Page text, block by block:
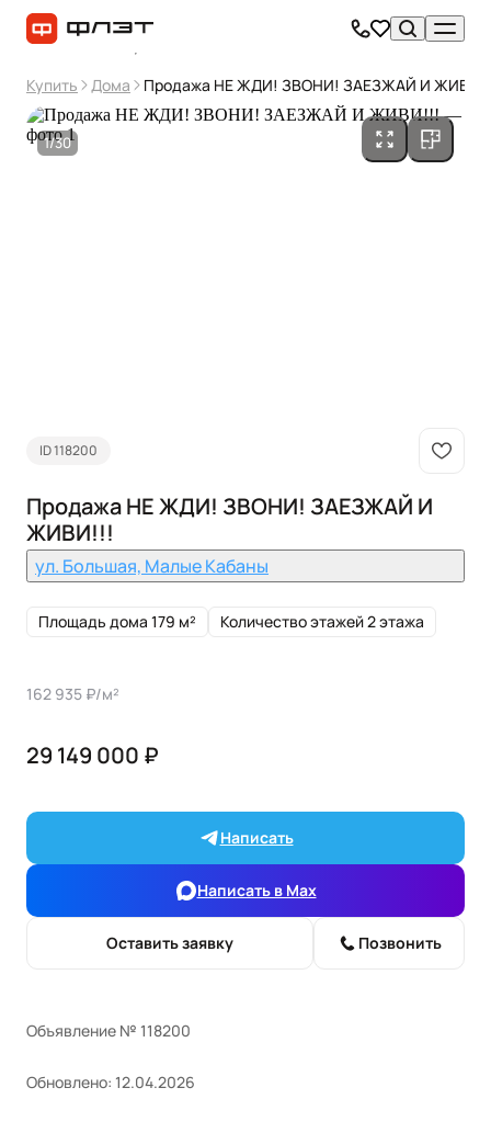
Купить Дома Продажа НЕ ЖДИ! ЗВОНИ! ЗАЕЗЖАЙ И
1/30
ID 118200
Продажа НЕ ЖДИ! ЗВОНИ! ЗАЕЗЖАЙ И
ЖИВИ!!!
ул. Большая, Малые Кабаны
Площадь дома 179 м² Количество этажей 2 этажа
162 935 ₽/м²
29 149 000 ₽
Написать
Написать в Max
Оставить заявку Позвонить
Объявление № 118200
Обновлено: 12.04.2026